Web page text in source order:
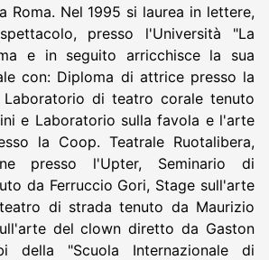
Roma. Nel 1995 si laurea in lettere,
presso l'Università "La
e in seguito arricchisce la sua
con: Diploma di attrice presso la
Laboratorio di teatro corale tenuto
e Laboratorio sulla favola e l'arte
la Coop. Teatrale Ruotalibera,
presso l'Upter, Seminario di
da Ferruccio Gori, Stage sull'arte
di strada tenuto da Maurizio
del clown diretto da Gaston
della "Scuola Internazionale di